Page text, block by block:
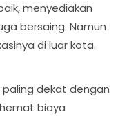
menyediakan
bersaing. Namun
di luar kota.
dekat dengan
biaya